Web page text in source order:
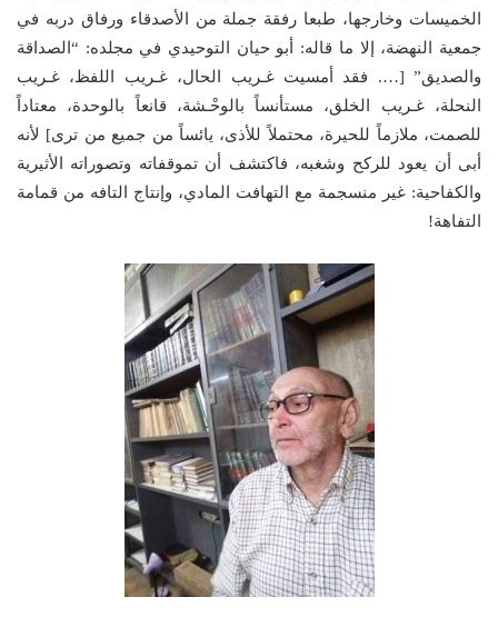
الخميسات وخارجها، طبعا رفقة جملة من الأصدقاء ورفاق دربه في
جمعية النهضة، إلا ما قاله: أبو حيان التوحيدي في مجلده: “الصداقة
والصديق” […. فقد أمسيت غـريب الحال، غـريب اللفظ، غـريب
النحلة، غـريب الخلق، مستأنساً بالوحْـشة، قانعاً بالوحدة، معتاداً
للصمت، ملازماً للحيرة، محتملاً للأذى، يائساً من جميع من ترى] لأنه
أبى أن يعود للركح وشغبه، فاكتشف أن تموقفاته وتصوراته الأثيرية
والكفاحية: غير منسجمة مع التهافت المادي، وإنتاج التافه من قمامة
التفاهة!